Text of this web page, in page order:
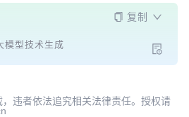
复制
模型技术生成
违者依法追究相关法律责任。授权请